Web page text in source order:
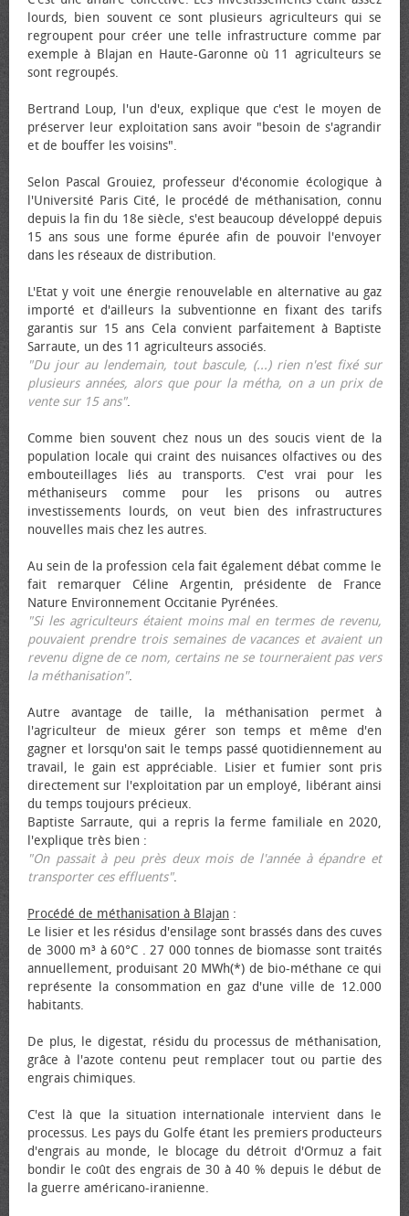
lourds, bien souvent ce sont plusieurs agriculteurs qui se
regroupent pour créer une telle infrastructure comme par
exemple à Blajan en Haute-Garonne où 11 agriculteurs se
sont regroupés.
Bertrand Loup, l'un d'eux, explique que c'est le moyen de
préserver leur exploitation sans avoir "besoin de s'agrandir
et de bouffer les voisins".
Selon Pascal Grouiez, professeur d'économie écologique à
l'Université Paris Cité, le procédé de méthanisation, connu
depuis la fin du 18e siècle, s'est beaucoup développé depuis
15 ans sous une forme épurée afin de pouvoir l'envoyer
dans les réseaux de distribution.
L'Etat y voit une énergie renouvelable en alternative au gaz
importé et d'ailleurs la subventionne en fixant des tarifs
garantis sur 15 ans Cela convient parfaitement à Baptiste
Sarraute, un des 11 agriculteurs associés.
"Du jour au lendemain, tout bascule, (...) rien n'est fixé sur
plusieurs années, alors que pour la métha, on a un prix de
vente sur 15 ans".
Comme bien souvent chez nous un des soucis vient de la
population locale qui craint des nuisances olfactives ou des
embouteillages liés au transports. C'est vrai pour les
méthaniseurs comme pour les prisons ou autres
investissements lourds, on veut bien des infrastructures
nouvelles mais chez les autres.
Au sein de la profession cela fait également débat comme le
fait remarquer Céline Argentin, présidente de France
Nature Environnement Occitanie Pyrénées.
"Si les agriculteurs étaient moins mal en termes de revenu,
pouvaient prendre trois semaines de vacances et avaient un
revenu digne de ce nom, certains ne se tourneraient pas vers
la méthanisation".
Autre avantage de taille, la méthanisation permet à
l'agriculteur de mieux gérer son temps et même d'en
gagner et lorsqu'on sait le temps passé quotidiennement au
travail, le gain est appréciable. Lisier et fumier sont pris
directement sur l'exploitation par un employé, libérant ainsi
du temps toujours précieux.
Baptiste Sarraute, qui a repris la ferme familiale en 2020,
l'explique très bien :
"On passait à peu près deux mois de l'année à épandre et
transporter ces effluents".
Procédé de méthanisation à Blajan :
Le lisier et les résidus d'ensilage sont brassés dans des cuves
de 3000 m³ à 60°C . 27 000 tonnes de biomasse sont traités
annuellement, produisant 20 MWh(*) de bio-méthane ce qui
représente la consommation en gaz d'une ville de 12.000
habitants.
De plus, le digestat, résidu du processus de méthanisation,
grâce à l'azote contenu peut remplacer tout ou partie des
engrais chimiques.
C'est là que la situation internationale intervient dans le
processus. Les pays du Golfe étant les premiers producteurs
d'engrais au monde, le blocage du détroit d'Ormuz a fait
bondir le coût des engrais de 30 à 40 % depuis le début de
la guerre américano-iranienne.